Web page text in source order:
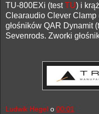
TU-800EXi (testTU) i
Clearaudio Clever Clamp
głośników QAR Dynamit
Sevenrods. Zworki
Ludwik Hegel o 00:01